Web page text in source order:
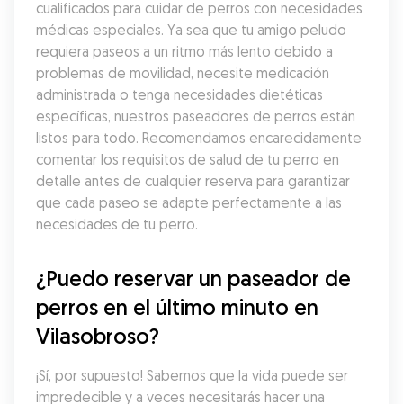
cualificados para cuidar de perros con necesidades
médicas especiales. Ya sea que tu amigo peludo
requiera paseos a un ritmo más lento debido a
problemas de movilidad, necesite medicación
administrada o tenga necesidades dietéticas
específicas, nuestros paseadores de perros están
listos para todo. Recomendamos encarecidamente
comentar los requisitos de salud de tu perro en
detalle antes de cualquier reserva para garantizar
que cada paseo se adapte perfectamente a las
necesidades de tu perro.
¿Puedo reservar un paseador de
perros en el último minuto en
Vilasobroso?
¡Sí, por supuesto! Sabemos que la vida puede ser
impredecible y a veces necesitarás hacer una